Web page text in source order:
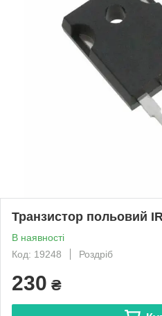
Транзистор польовий
В наявності
Код: 19248
Роздріб
230 ₴